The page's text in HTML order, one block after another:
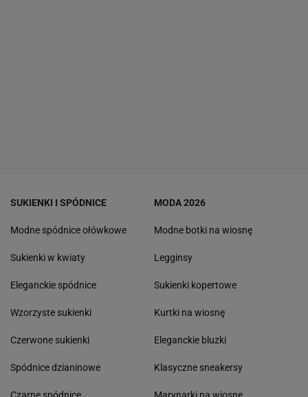
SUKIENKI I SPÓDNICE
Modne spódnice ołówkowe
Sukienki w kwiaty
Eleganckie spódnice
Wzorzyste sukienki
Czerwone sukienki
Spódnice dzianinowe
MODA 2026
Modne botki na wiosnę
Legginsy
Sukienki kopertowe
Kurtki na wiosnę
Eleganckie bluzki
Klasyczne sneakersy